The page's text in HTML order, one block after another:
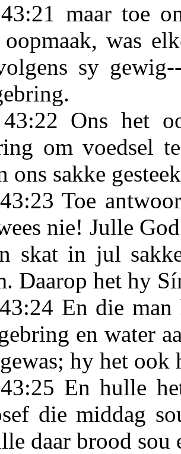
maar toe
oopmaak, was
sy
Ons het
om voedsel
ons sakke
Toe
nie! Julle
skat in jul
Daarop het hy
En die
en water
hy het ook
En hulle
die middag
daar brood sou